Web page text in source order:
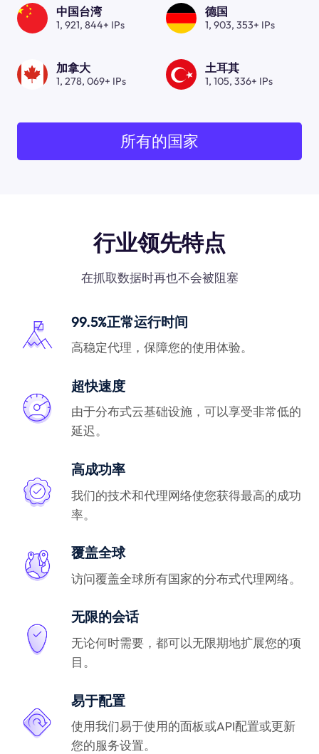
中国台湾
1, 921, 844+ IPs
德国
1, 903, 353+ IPs
加拿大
1, 278, 069+ IPs
土耳其
1, 105, 336+ IPs
所有的国家
行业领先特点
在抓取数据时再也不会被阻塞
99.5%正常运行时间
高稳定代理，保障您的使用体验。
超快速度
由于分布式云基础设施，可以享受非常低的
延迟。
高成功率
我们的技术和代理网络使您获得最高的成功
率。
覆盖全球
访问覆盖全球所有国家的分布式代理网络。
无限的会话
无论何时需要，都可以无限期地扩展您的项
目。
易于配置
使用我们易于使用的面板或API配置或更新
您的服务设置。